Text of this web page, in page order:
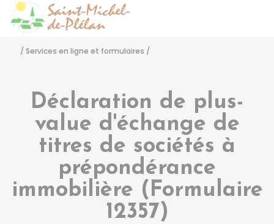
/ Services en ligne et formulaires /
Déclaration de plus-
value d'échange de
titres de sociétés à
prépondérance
immobilière (Formulaire
12357)